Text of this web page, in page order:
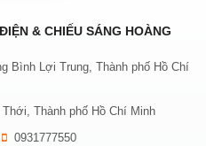
& CHIẾU SÁNG HOÀNG
Bình Lợi Trung, Thành phố Hồ Chí
Thành phố Hồ Chí Minh
0931777550